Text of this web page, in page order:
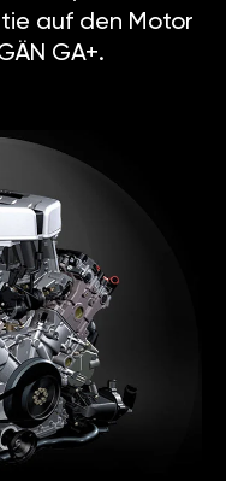
auf den Motor
GA+.